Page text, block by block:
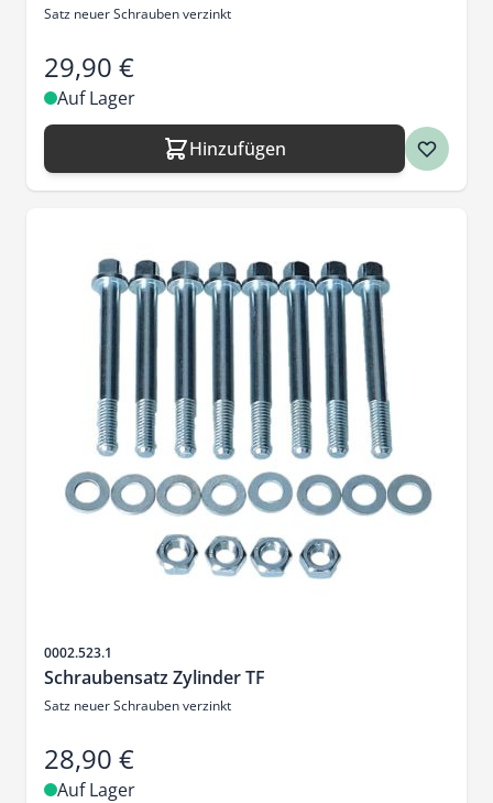
Satz neuer Schrauben verzinkt
29,90 €
Auf Lager
Hinzufügen
Artikelnr.
0002.523.1
Schraubensatz Zylinder TF
Satz neuer Schrauben verzinkt
28,90 €
Auf Lager